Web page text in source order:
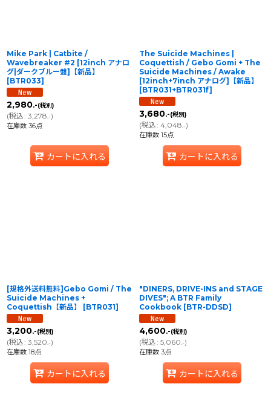
Mike Park | Catbite /
Wavebreaker #2 [12inch アナロ
グ|ダークブルー盤]【新品】
[BTR033]
2,980.-(税別)
(税込: 3,278.-)
在庫数 36点
カートに入れる
The Suicide Machines |
Coquettish / Gebo Gomi + The
Suicide Machines / Awake
[12inch+7inch アナログ]【新品】
[BTR031+BTR031f]
3,680.-(税別)
(税込: 4,048.-)
在庫数 15点
カートに入れる
[規格外送料無料]Gebo Gomi / The
Suicide Machines +
Coquettish【新品】
[BTR031]
3,200.-(税別)
(税込: 3,520.-)
在庫数 18点
カートに入れる
"DINERS, DRIVE-INS and STAGE
DIVES"; A BTR Family
Cookbook [BTR-DDSD]
4,600.-(税別)
(税込: 5,060.-)
在庫数 3点
カートに入れる